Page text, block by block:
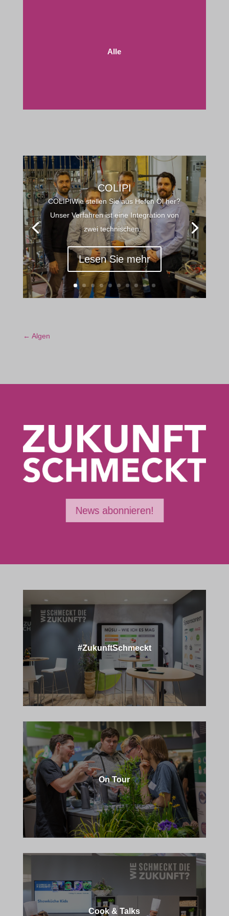
Alle
COLIPI
COLIPIWie stellen Sie aus Hefen Öl her?
Unser Verfahren ist eine Integration von
zwei technischen...
Lesen Sie mehr
← Algen
News abonnieren!
#ZukunftSchmeckt
On Tour
Cook & Talks